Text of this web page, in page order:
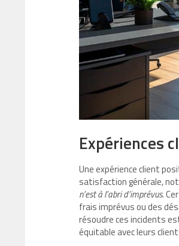
Expériences
Une expérience client
satisfaction générale,
n’est à l’abri d’imprévus.
frais imprévus ou des
résoudre ces incidents
équitable avec leurs